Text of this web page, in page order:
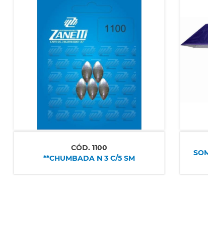
CÓD. 1100
**CHUMBADA N 3 C/5 SM